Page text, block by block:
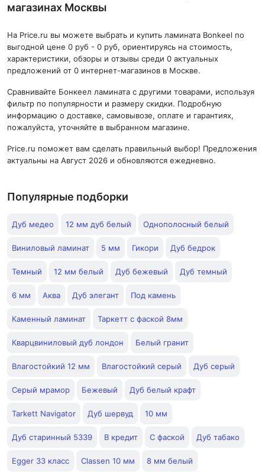
магазинах Москвы
На Price.ru вы можете выбрать и купить ламината Bonkeel по
выгодной цене 0 руб - 0 руб, ориентируясь на стоимость,
характеристики, обзоры и отзывы среди 0 актуальных
предложений от 0 интернет-магазинов в Москве.
Сравнивайте Бонкеел ламината с другими товарами, используя
фильтр по популярности и размеру скидки. Подробную
информацию о доставке, самовывозе, оплате и гарантиях,
пожалуйста, уточняйте в выбранном магазине.
Price.ru поможет вам сделать правильный выбор! Предложения
актуальны на Август 2026 и обновляются ежедневно.
Популярные подборки
Дуб медео 12 мм дуб белый Однополосный белый
Виниловый ламинат 5 мм Гикори Дуб бедрок
Темный 12 мм белый Дуб бежевый Дуб темный
6 мм Аква Дуб элегант Под камень
Каменный ламинат Таркетт с фаской 8мм
Кварцвиниловый дуб лондон Белый гранит
Влагостойкий 12 мм Влагостойкий серый Дуб серый
Серый мрамор Бежевый Дуб белый крафт
Tarkett Navigator Дуб шервуд 10 мм
Дуб старинный 5339 В кредит С фаской Дуб табако
Egger 33 класс Classen 10 мм 8 мм белый